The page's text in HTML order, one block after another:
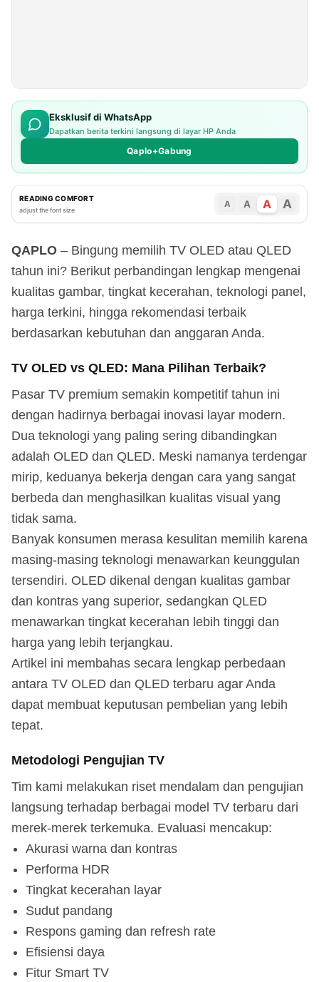
Eksklusif di WhatsApp
Dapatkan berita terkini langsung di layar HP Anda
Qaplo+Gabung
READING COMFORT
adjust the font size
A A A A
QAPLO – Bingung memilih TV OLED atau QLED
tahun ini? Berikut perbandingan lengkap mengenai
kualitas gambar, tingkat kecerahan, teknologi panel,
harga terkini, hingga rekomendasi terbaik
berdasarkan kebutuhan dan anggaran Anda.
TV OLED vs QLED: Mana Pilihan Terbaik?
Pasar TV premium semakin kompetitif tahun ini
dengan hadirnya berbagai inovasi layar modern.
Dua teknologi yang paling sering dibandingkan
adalah OLED dan QLED. Meski namanya terdengar
mirip, keduanya bekerja dengan cara yang sangat
berbeda dan menghasilkan kualitas visual yang
tidak sama.
Banyak konsumen merasa kesulitan memilih karena
masing-masing teknologi menawarkan keunggulan
tersendiri. OLED dikenal dengan kualitas gambar
dan kontras yang superior, sedangkan QLED
menawarkan tingkat kecerahan lebih tinggi dan
harga yang lebih terjangkau.
Artikel ini membahas secara lengkap perbedaan
antara TV OLED dan QLED terbaru agar Anda
dapat membuat keputusan pembelian yang lebih
tepat.
Metodologi Pengujian TV
Tim kami melakukan riset mendalam dan pengujian
langsung terhadap berbagai model TV terbaru dari
merek-merek terkemuka. Evaluasi mencakup:
Akurasi warna dan kontras
Performa HDR
Tingkat kecerahan layar
Sudut pandang
Respons gaming dan refresh rate
Efisiensi daya
Fitur Smart TV